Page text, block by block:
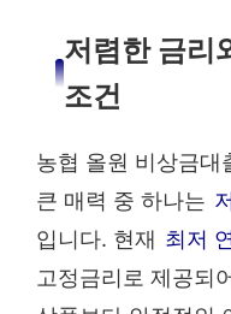
저렴한 금리
조건
농협 올원 비상금대
큰 매력 중 하나는
입니다. 현재 최저
고정금리로 제공되